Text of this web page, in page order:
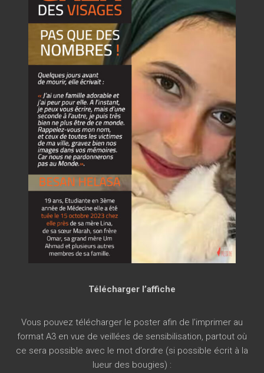
Télécharger l’affiche
Vous pouvez télécharger le poster afin de l’imprimer au
format A3 en vue de veillées de sensibilisation, partout où
ce sera possible avec le mot d’ordre (si possible écrit à la
lueur des bougies) :